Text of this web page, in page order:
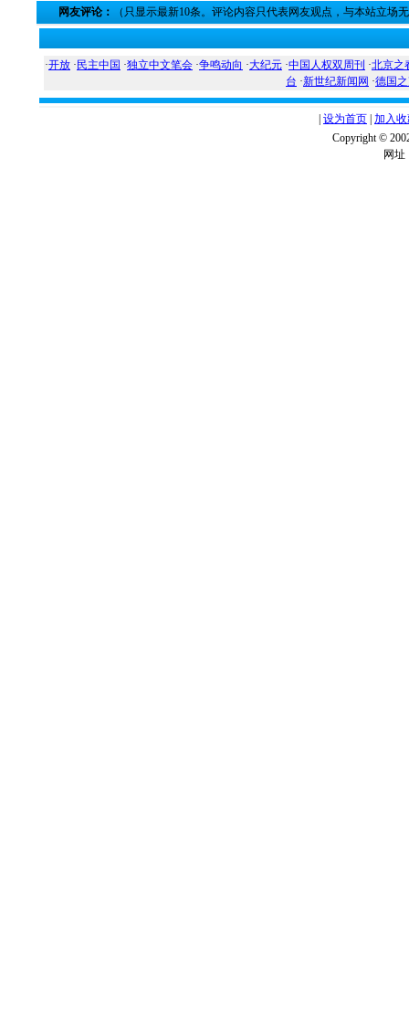
网友评论： （只显示最新10条。评论内容只代表网友观点，与本站立场
·开放 · 民主中国 ·独立中文笔会 ·争鸣动向 ·大纪元 ·中国人权双周刊 ·北京之
台 ·新世纪新闻网 ·德国
设为首页 加入
Copyright ©
网址